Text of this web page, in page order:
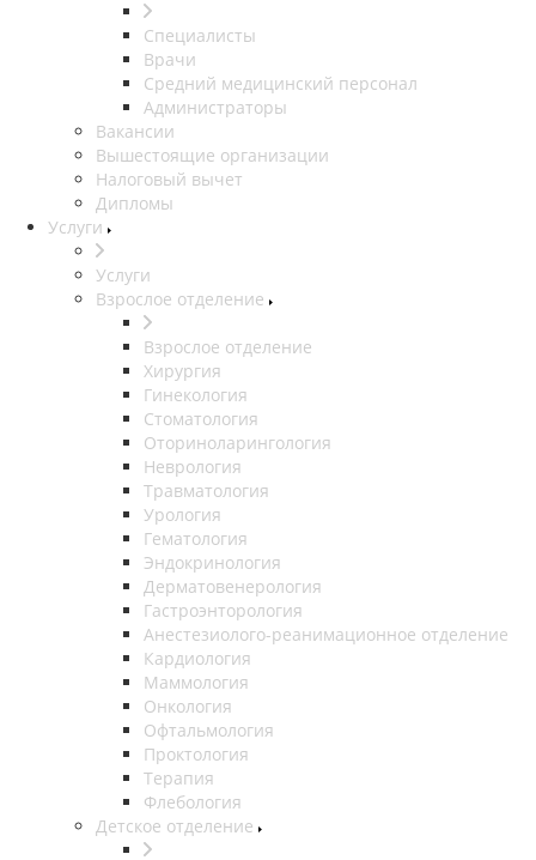
Специалисты
Врачи
Средний медицинский персонал
Администраторы
Вакансии
Вышестоящие организации
Налоговый вычет
Дипломы
Услуги
Услуги
Взрослое отделение
Взрослое отделение
Хирургия
Гинекология
Стоматология
Оториноларингология
Неврология
Травматология
Урология
Гематология
Эндокринология
Дерматовенерология
Гастроэнторология
Анестезиолого-реанимационное отделение
Кардиология
Маммология
Онкология
Офтальмология
Проктология
Терапия
Флебология
Детское отделение